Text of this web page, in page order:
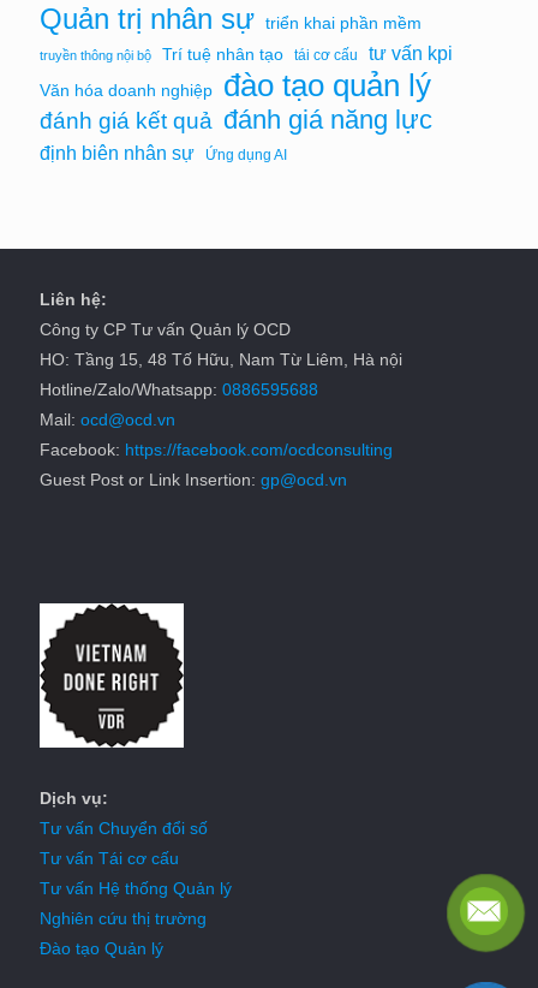
Quản trị nhân sự triển khai phần mềm
truyền thông nội bộ Trí tuệ nhân tạo tái cơ cấu tư vấn kpi
Văn hóa doanh nghiệp đào tạo quản lý
đánh giá kết quả đánh giá năng lực
định biên nhân sự Ứng dụng AI
Liên hệ:
Công ty CP Tư vấn Quản lý OCD
HO: Tầng 15, 48 Tố Hữu, Nam Từ Liêm, Hà nội
Hotline/Zalo/Whatsapp: 0886595688
Mail: ocd@ocd.vn
Facebook: https://facebook.com/ocdconsulting
Guest Post or Link Insertion: gp@ocd.vn
Dịch vụ:
Tư vấn Chuyển đổi số
Tư vấn Tái cơ cấu
Tư vấn Hệ thống Quản lý
Nghiên cứu thị trường
Đào tạo Quản lý